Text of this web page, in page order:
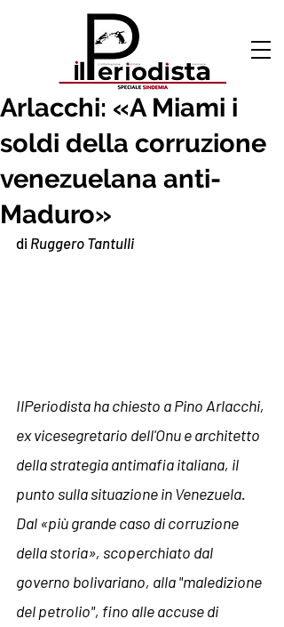
Arlacchi: «A Miami i
soldi della corruzione
venezuelana anti-
Maduro»
di Ruggero Tantulli
IlPeriodista ha chiesto a Pino Arlacchi,
ex vicesegretario dell'Onu e architetto
della strategia antimafia italiana, il
punto sulla situazione in Venezuela.
Dal «più grande caso di corruzione
della storia», scoperchiato dal
governo bolivariano, alla "maledizione
del petrolio", fino alle accuse di